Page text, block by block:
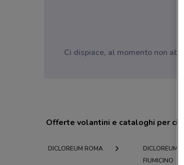
Ci dispiace, al momento non
Offerte volantini e cataloghi per
DICLOREUM ROMA
DICLOREUM
FIUMICINO